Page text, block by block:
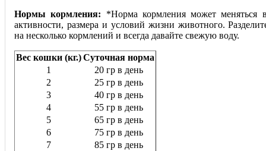
Нормы кормления: *Норма кормления может меняться
активности, размера и условий жизни животного.
на несколько кормлений и всегда давайте свежую воду.
Вес кошки (кг.)Суточная норма
1
20 гр в день
2
25 гр в день
3
40 гр в день
4
55 гр в день
5
65 гр в день
6
75 гр в день
7
85 гр в день